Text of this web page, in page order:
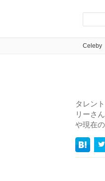
Celeby
タレン
リーさ
や現在